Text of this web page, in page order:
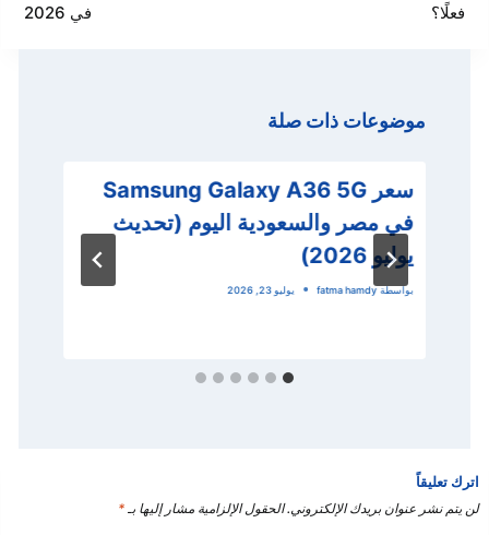
فعلًا؟
في 2026
موضوعات ذات صلة
سعر Samsung Galaxy A36 5G
في مصر والسعودية اليوم (تحديث
يوليو 2026)
بواسطة fatma hamdy يوليو 23, 2026
اترك تعليقاً
لن يتم نشر عنوان بريدك الإلكتروني. الحقول الإلزامية مشار إليها بـ*